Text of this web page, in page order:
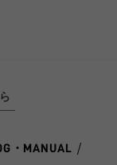
・MANUAL